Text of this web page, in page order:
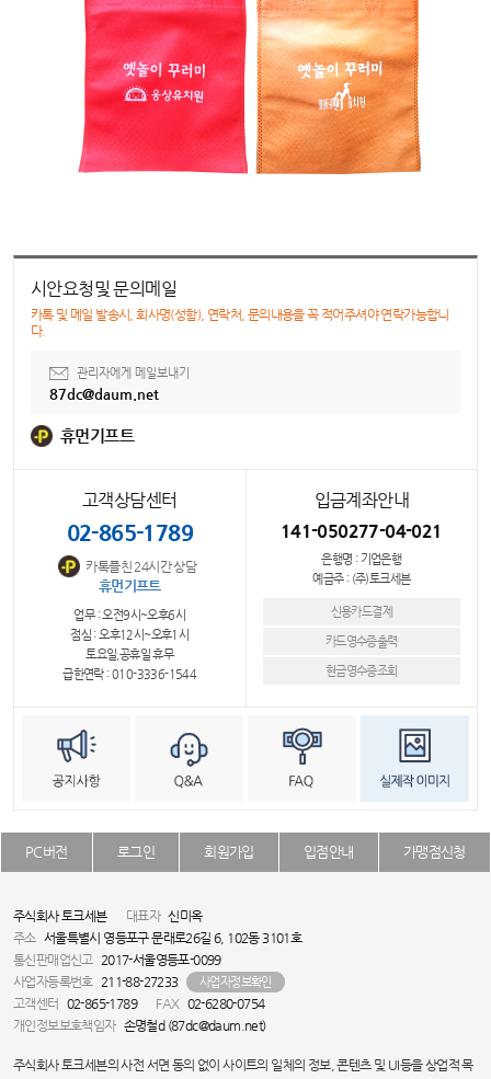
시안요청및 문의메일
카톡 및 메일 발송시, 회사명(성함), 연락처, 문의내용을 꼭 적어주셔야 연락가능합니
다.
관리자에게 메일보내기
87dc@daum.net
휴먼기프트
고객상담센터
02-865-1789
카톡플친 24시간 상담
휴먼기프트
업무 : 오전9시~오후6시
점심 : 오후12시~오후1시
토요일,공휴일 휴무
급한연락 : 010-3336-1544
입금계좌안내
141-050277-04-021
은행명 : 기업은행
예금주 : (주)토크세븐
신용카드결제
카드영수증출력
현금영수증조회
PC버전 로그인 회원가입 입점안내 가맹점신청
주식회사 토크세븐 대표자 신미옥
주소 서울특별시 영등포구 문래로26길 6, 102동 3101호
통신판매업신고
2017-서울영등포-0099
사업자등록번호
211-88-27233 사업자정보확인
고객센터 02-865-1789 FAX 02-6280-0754
개인정보보호책임자 손명철d (87dc@daum.net)
주식회사 토크세븐의 사전 서면 동의 없이 사이트의 일체의 정보, 콘텐츠 및 UI등을 상업적 목